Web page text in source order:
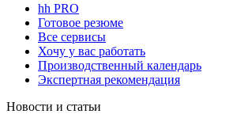
hh PRO
Готовое резюме
Все сервисы
Хочу у вас работать
Производственный календарь
Экспертная рекомендация
Новости и статьи